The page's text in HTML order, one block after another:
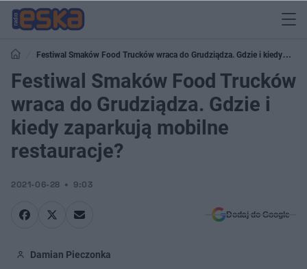
Festiwal Smaków Food Trucków wraca do Grudziądza. Gdzie i kiedy
zaparkują mobilne restauracje?
Festiwal Smaków Food Trucków
wraca do Grudziądza. Gdzie i
kiedy zaparkują mobilne
restauracje?
2021-06-28 9:03
Dodaj do Google
Damian Pieczonka